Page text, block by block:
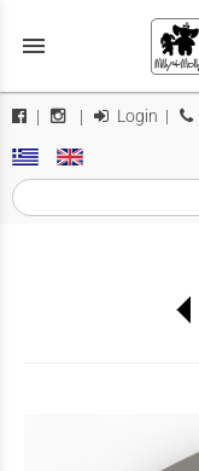
menu
| | Login |